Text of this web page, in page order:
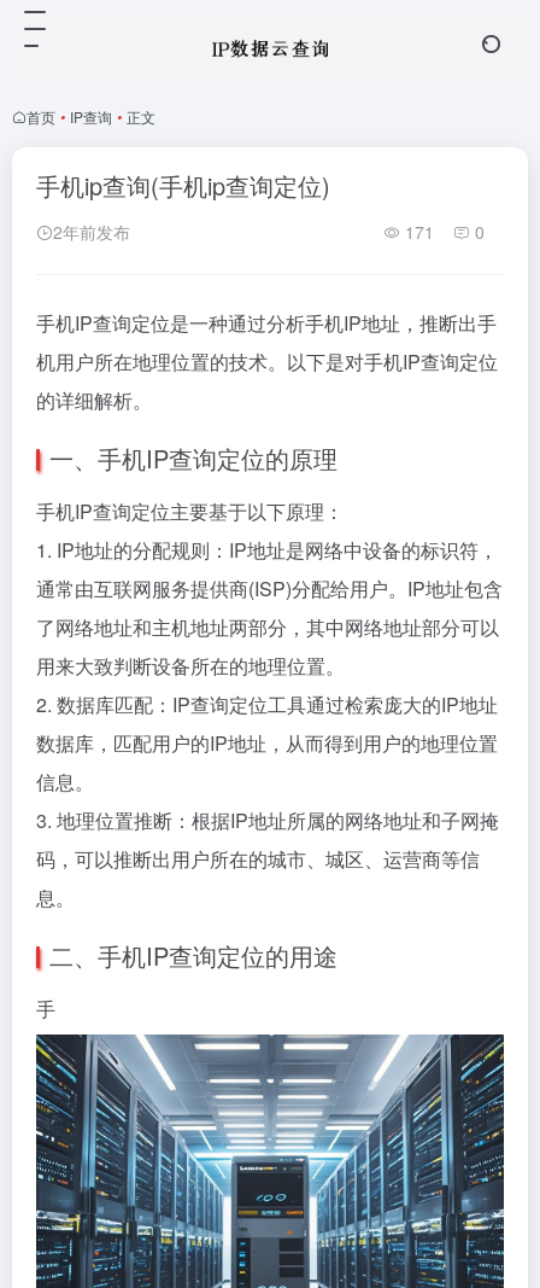
首页 • IP查询 • 正文
手机ip查询(手机ip查询定位)
2年前发布 171 0
手机IP查询定位是一种通过分析手机IP地址，推断出手
机用户所在地理位置的技术。以下是对手机IP查询定位
的详细解析。
一、手机IP查询定位的原理
手机IP查询定位主要基于以下原理：
1. IP地址的分配规则：IP地址是网络中设备的标识符，
通常由互联网服务提供商(ISP)分配给用户。IP地址包含
了网络地址和主机地址两部分，其中网络地址部分可以
用来大致判断设备所在的地理位置。
2. 数据库匹配：IP查询定位工具通过检索庞大的IP地址
数据库，匹配用户的IP地址，从而得到用户的地理位置
信息。
3. 地理位置推断：根据IP地址所属的网络地址和子网掩
码，可以推断出用户所在的城市、城区、运营商等信
息。
二、手机IP查询定位的用途
手